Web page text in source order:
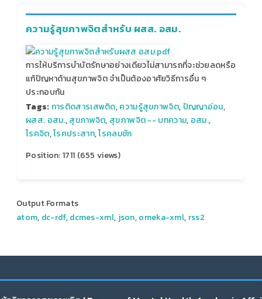
ความรู้สุขภาพจิตสำหรับ ผสส. อสม.
การให้บริการบำบัตรักษาอย่างเดียวไม่สามารถที่จะช่วยลดหรือ
แก้ปัญหาด้านสุขภาพจิต จำเป็นต้องอาศัยวิธีการอื่น ๆ
ประกอบกัน
Tags: การติดสารเสพติด,ความรู้สุขภาพจิต, ปัญญาอ่อน,
ผสส. อสม.,สุขภาพจิต, สุขภาพจิต -- บทความ, อสม.,
โรคจิต,โรคประสาท,โรคลมชัก
Position:1711 (655 views)
Output Formats
atom, dc-rdf,dcmes-xml, json,omeka-xml, rss2